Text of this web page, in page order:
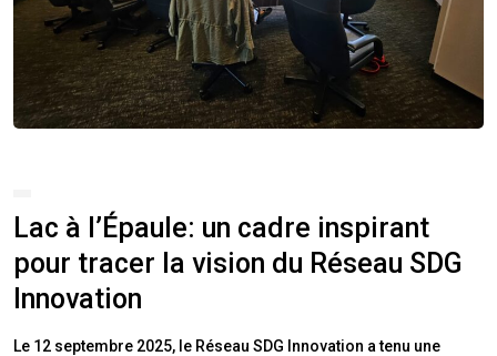
Lac à l’Épaule: un cadre inspirant
pour tracer la vision du Réseau SDG
Innovation
Le 12 septembre 2025, le Réseau SDG Innovation a tenu une